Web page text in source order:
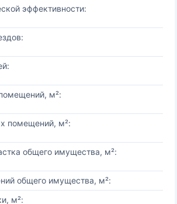
эффективности:
м²:
помещений, м²:
общего имущества, м²:
общего имущества, м²:
м²: